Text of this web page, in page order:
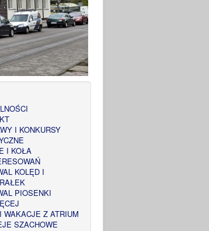
I KONKURSY
I KOŁA
KOLĘD I
PIOSENKI
WAKACJE Z ATRIUM
SZACHOWE